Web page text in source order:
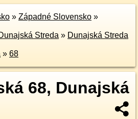
» Západné Slovensko »
Streda » Dunajská Streda
» 68
68, Dunajská